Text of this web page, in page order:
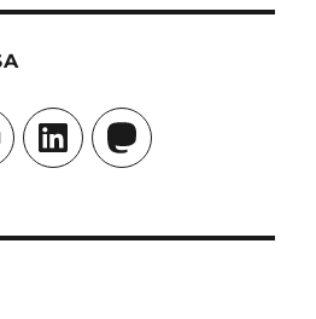
LinkedInMastodon